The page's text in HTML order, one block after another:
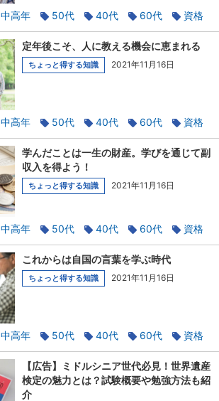
中高年 50代 40代 60代
資格
定年後こそ、人に教える機会に恵まれる
ちょっと得する知識 2021年11月16日
中高年 50代 40代 60代
資格
学んだことは一生の財産。学びを通じて副
収入を得よう！
ちょっと得する知識 2021年11月16日
中高年 50代 40代 60代
資格
これからは自国の言葉を学ぶ時代
ちょっと得する知識 2021年11月16日
中高年 50代 40代 60代
資格
【広告】ミドルシニア世代必見！世界遺産
検定の魅力とは？試験概要や勉強方法も紹
介